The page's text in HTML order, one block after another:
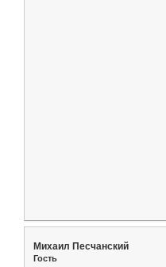
Михаил Песчанский
Гость